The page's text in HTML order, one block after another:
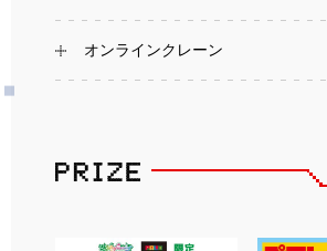
オンラインクレーン